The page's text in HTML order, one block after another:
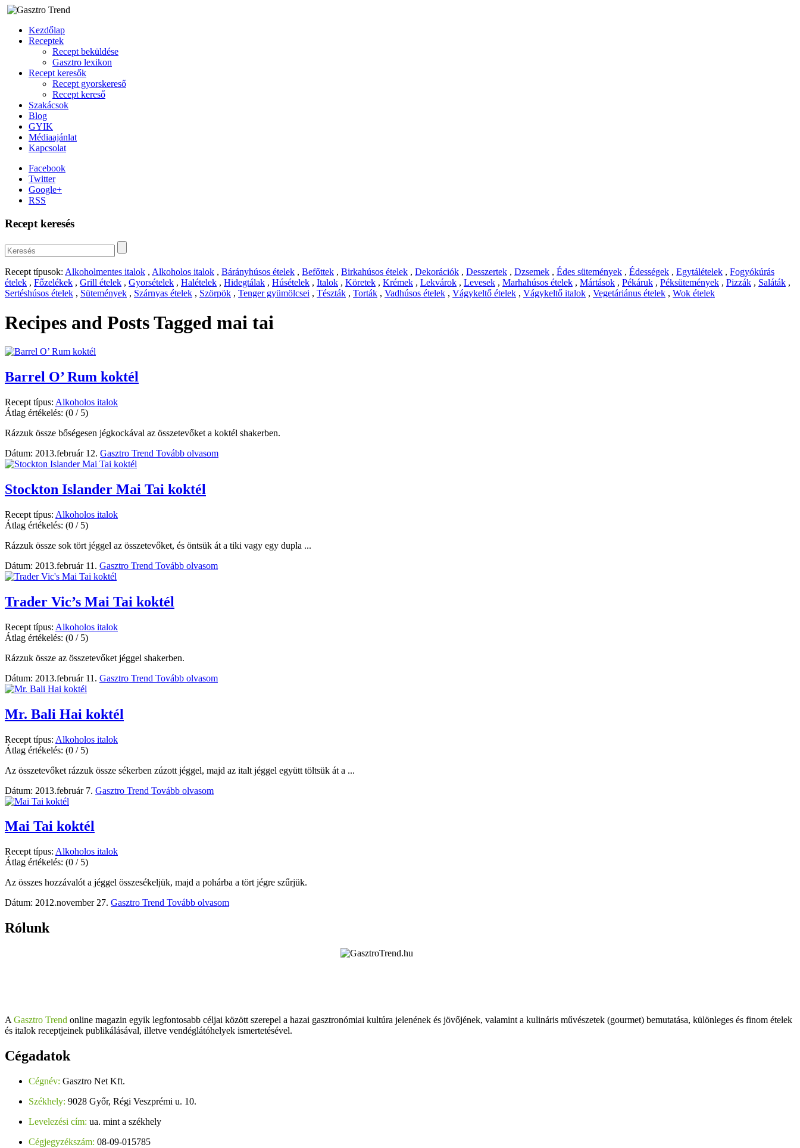
Kezdőlap
Receptek
Recept beküldése
Gasztro lexikon
Recept keresők
Recept gyorskereső
Recept kereső
Szakácsok
Blog
GYIK
Médiaajánlat
Kapcsolat
Facebook
Twitter
Google+
RSS
Recept keresés
Recept típusok: Alkoholmentes italok , Alkoholos italok , Bárányhúsos ételek , Befőttek , Birkahúsos ételek , Dekorációk , Desszertek , Dzsemek , Édes sütemények , Édességek , Egytálételek , Fogyókúrás
ételek , Főzelékek , Grill ételek , Gyorsételek , Halételek , Hidegtálak , Húsételek , Italok , Köretek , Krémek , Lekvárok , Levesek , Marhahúsos ételek , Mártások , Pékáruk , Péksütemények , Pizzák , Saláták ,
Sertéshúsos ételek , Sütemények , Szárnyas ételek , Szörpök , Tenger gyümölcsei , Tészták , Torták , Vadhúsos ételek , Vágykeltő ételek , Vágykeltő italok , Vegetáriánus ételek , Wok ételek
Recipes and Posts Tagged mai tai
Barrel O’ Rum koktél
Recept típus: Alkoholos italok
Átlag értékelés: (0 / 5)
Rázzuk össze bőségesen jégkockával az összetevőket a koktél shakerben.
Dátum: 2013.február 12. Gasztro Trend Tovább olvasom
Stockton Islander Mai Tai koktél
Recept típus: Alkoholos italok
Átlag értékelés: (0 / 5)
Rázzuk össze sok tört jéggel az összetevőket, és öntsük át a tiki vagy egy dupla ...
Dátum: 2013.február 11. Gasztro Trend Tovább olvasom
Trader Vic’s Mai Tai koktél
Recept típus: Alkoholos italok
Átlag értékelés: (0 / 5)
Rázzuk össze az összetevőket jéggel shakerben.
Dátum: 2013.február 11. Gasztro Trend Tovább olvasom
Mr. Bali Hai koktél
Recept típus: Alkoholos italok
Átlag értékelés: (0 / 5)
Az összetevőket rázzuk össze sékerben zúzott jéggel, majd az italt jéggel együtt töltsük át a ...
Dátum: 2013.február 7. Gasztro Trend Tovább olvasom
Mai Tai koktél
Recept típus: Alkoholos italok
Átlag értékelés: (0 / 5)
Az összes hozzávalót a jéggel összesékeljük, majd a pohárba a tört jégre szűrjük.
Dátum: 2012.november 27. Gasztro Trend Tovább olvasom
Rólunk
A Gasztro Trend online magazin egyik legfontosabb céljai között szerepel a hazai gasztronómiai kultúra jelenének és jövőjének, valamint a kulináris művészetek (gourmet) bemutatása, különleges és finom ételek
és italok receptjeinek publikálásával, illetve vendéglátóhelyek ismertetésével.
Cégadatok
Cégnév: Gasztro Net Kft.
Székhely: 9028 Győr, Régi Veszprémi u. 10.
Levelezési cím: ua. mint a székhely
Cégjegyzékszám: 08-09-015785